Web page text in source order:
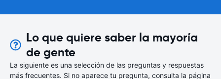
Lo que quiere saber la mayoría
de gente
La siguiente es una selección de las preguntas y respuestas
más frecuentes. Si no aparece tu pregunta, consulta la página